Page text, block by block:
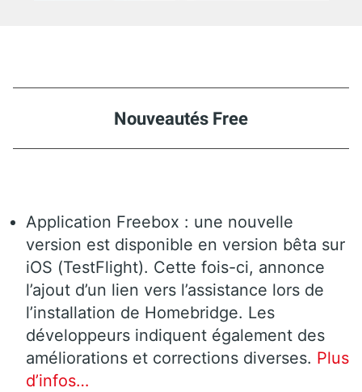
Nouveautés Free
Application Freebox : une nouvelle
version est disponible en version bêta sur
iOS (TestFlight). Cette fois-ci, annonce
l’ajout d’un lien vers l’assistance lors de
l’installation de Homebridge. Les
développeurs indiquent également des
améliorations et corrections diverses. Plus
d’infos…